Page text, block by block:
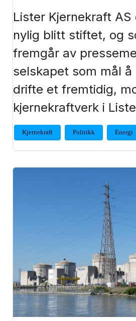
Lister Kjernekraft
nylig blitt stiftet, og
fremgår av
selskapet som mål
drifte et fremtidig,
kjernekraftverk i
Kjernekraft Politikk Energi